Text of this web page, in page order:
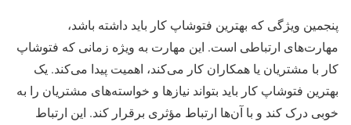
پنجمین ویژگی که بهترین فتوشاپ کار باید داشته باشد،
مهارت‌های ارتباطی است. این مهارت به ویژه زمانی که فتوشاپ
کار با مشتریان یا همکاران کار می‌کند، اهمیت پیدا می‌کند. یک
بهترین فتوشاپ کار باید بتواند نیازها و خواسته‌های مشتریان را به
خوبی درک کند و با آن‌ها ارتباط مؤثری برقرار کند. این ارتباط